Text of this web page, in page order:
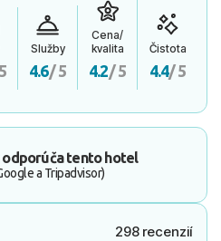
Služby
4.6/ 5
Cena/
kvalita
4.2/ 5
Čistota
4.4/ 5
tento hotel
a Tripadvisor)
298 recenzií